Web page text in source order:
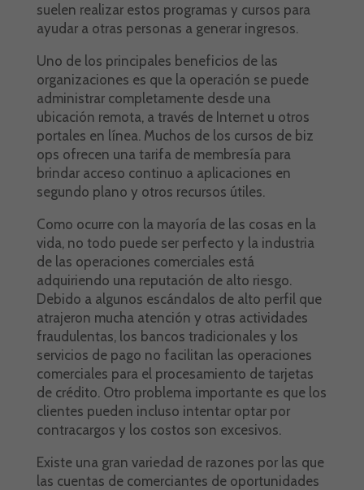
suelen realizar estos programas y cursos para
ayudar a otras personas a generar ingresos.
Uno de los principales beneficios de las
organizaciones es que la operación se puede
administrar completamente desde una
ubicación remota, a través de Internet u otros
portales en línea. Muchos de los cursos de biz
ops ofrecen una tarifa de membresía para
brindar acceso continuo a aplicaciones en
segundo plano y otros recursos útiles.
Como ocurre con la mayoría de las cosas en la
vida, no todo puede ser perfecto y la industria
de las operaciones comerciales está
adquiriendo una reputación de alto riesgo.
Debido a algunos escándalos de alto perfil que
atrajeron mucha atención y otras actividades
fraudulentas, los bancos tradicionales y los
servicios de pago no facilitan las operaciones
comerciales para el procesamiento de tarjetas
de crédito. Otro problema importante es que los
clientes pueden incluso intentar optar por
contracargos y los costos son excesivos.
Existe una gran variedad de razones por las que
las cuentas de comerciantes de oportunidades